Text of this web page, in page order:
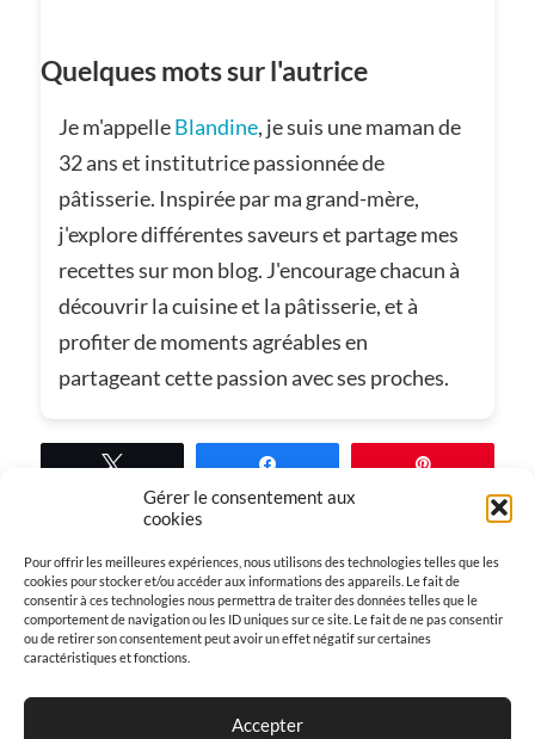
Gérer le consentement aux
cookies
Pour offrir les meilleures expériences, nous utilisons des technologies telles que les
cookies pour stocker et/ou accéder aux informations des appareils. Le fait de
consentir à ces technologies nous permettra de traiter des données telles que le
comportement de navigation ou les ID uniques sur ce site. Le fait de ne pas consentir
ou de retirer son consentement peut avoir un effet négatif sur certaines
caractéristiques et fonctions.
Accepter
Quelques mots sur l'autrice
Je m'appelleBlandine, je suis une maman de
32 ans et institutrice passionnée de
pâtisserie. Inspirée par ma grand-mère,
j'explore différentes saveurs et partage mes
recettes sur mon blog. J'encourage chacun à
découvrir la cuisine et la pâtisserie, et à
profiter de moments agréables en
partageant cette passion avec ses proches.
DansRecettes clafoutis
← ARTICLE PRÉCÉDENT